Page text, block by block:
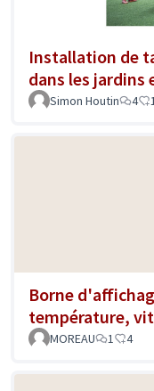
Installation de
dans les jardins
Simon Houtin 4
Borne
température,
MOREAU 1 4